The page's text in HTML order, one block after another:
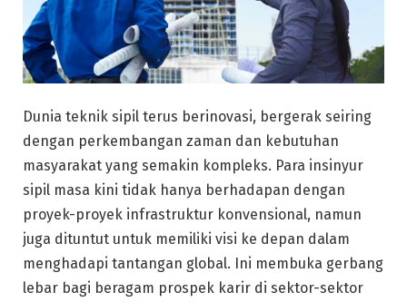
Dunia teknik sipil terus berinovasi, bergerak seiring
dengan perkembangan zaman dan kebutuhan
masyarakat yang semakin kompleks. Para insinyur
sipil masa kini tidak hanya berhadapan dengan
proyek-proyek infrastruktur konvensional, namun
juga dituntut untuk memiliki visi ke depan dalam
menghadapi tantangan global. Ini membuka gerbang
lebar bagi beragam prospek karir di sektor-sektor